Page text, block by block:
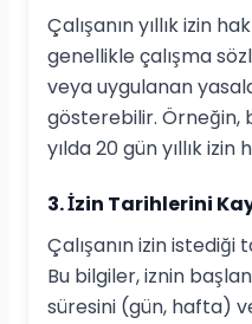
Çalışanın yıllık izin
genellikle çalışma
veya uygulanan
gösterebilir. Örneğin,
yılda 20 gün yıllık izin
3. İzin Tarihlerini
Çalışanın izin
Bu bilgiler, iznin
süresini (gün, hafta)